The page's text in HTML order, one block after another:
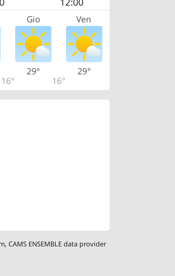
Gio Ven
16°
29°
16°
29°
,CAMS ENSEMBLE data provider